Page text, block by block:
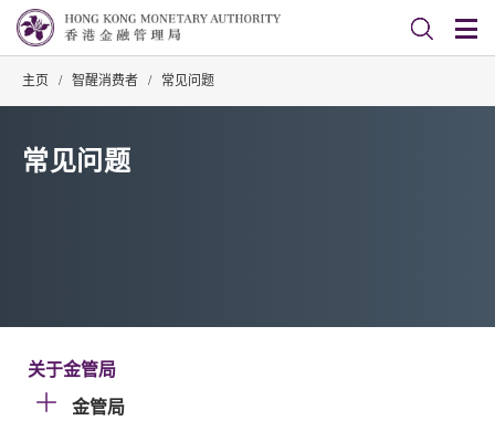
主页 / 智醒消费者 / 常见问题
常见问题
关于金管局
金管局